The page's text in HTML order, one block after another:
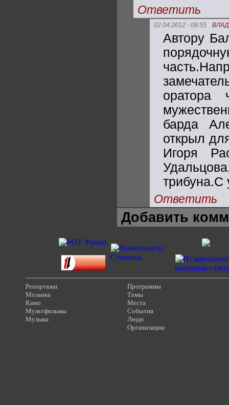
Ответить
02.04.2012 - 08:55
Автору
барда
открыл
Игоря
трибуна.С
Ответить
Добавить
Репортажи
Мозаика
Кино
Мультфильмы
Музыка
Программы
Темы
Места
События
Люди
Организации